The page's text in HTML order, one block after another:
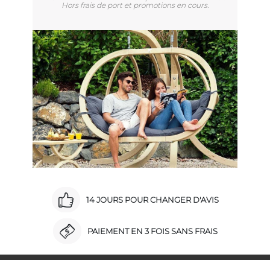
Hors frais de port et promotions en cours.
14 JOURS POUR CHANGER D'AVIS
PAIEMENT EN 3 FOIS SANS FRAIS